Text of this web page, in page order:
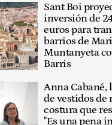
Sant Boi
inversión de
euros para
barrios de
Muntanyeta
Barris
Anna Cabané,
de vestidos de
costura que
"Es una pena